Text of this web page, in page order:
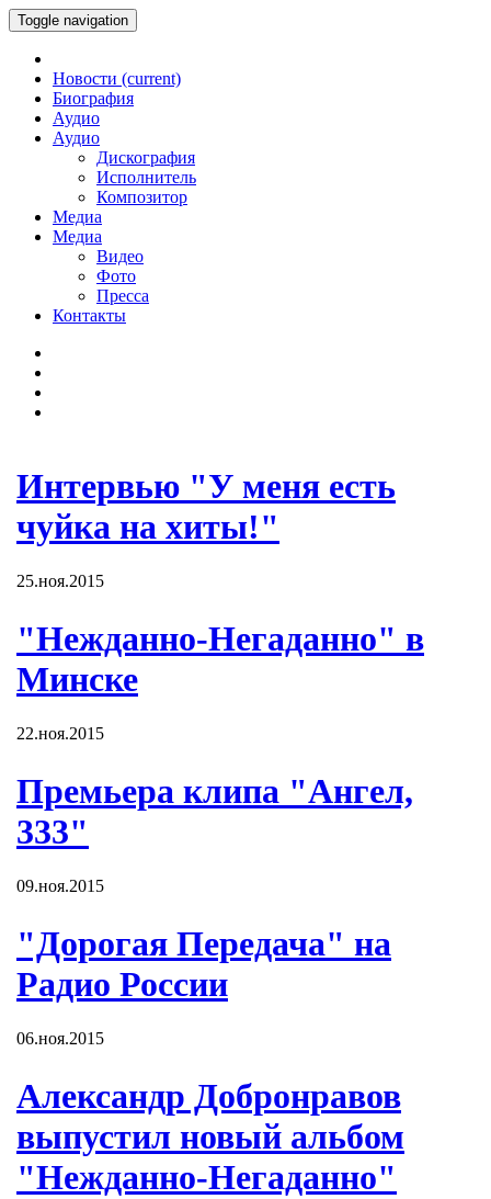
Toggle navigation
Новости (current)
Биография
Аудио
Аудио
Дискография
Исполнитель
Композитор
Медиа
Медиа
Видео
Фото
Пресса
Контакты
Интервью "У меня есть
чуйка на хиты!"
25.ноя.2015
"Нежданно-Негаданно" в
Минске
22.ноя.2015
Премьера клипа "Ангел,
333"
09.ноя.2015
"Дорогая Передача" на
Радио России
06.ноя.2015
Александр Добронравов
выпустил новый альбом
"Нежданно-Негаданно"